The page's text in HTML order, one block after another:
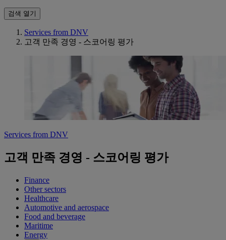
검색 열기
Services from DNV
고객 만족 경영 - 스코어링 평가
Services from DNV
고객 만족 경영 - 스코어링 평가
Finance
Other sectors
Healthcare
Automotive and aerospace
Food and beverage
Maritime
Energy